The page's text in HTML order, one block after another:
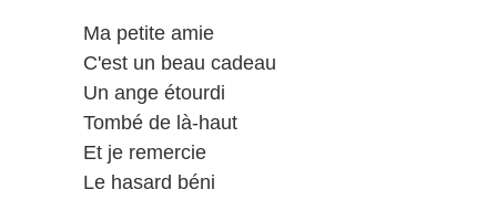
Ma petite amie
C'est un beau cadeau
Un ange étourdi
Tombé de là-haut
Et je remercie
Le hasard béni